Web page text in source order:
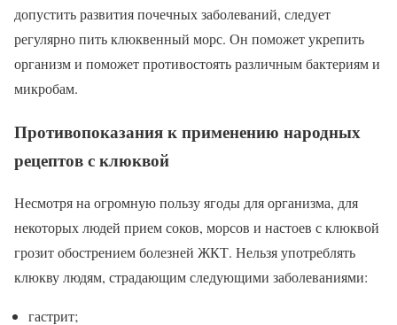
допустить развития почечных заболеваний, следует
регулярно пить клюквенный морс. Он поможет укрепить
организм и поможет противостоять различным бактериям и
микробам.
Противопоказания к применению народных
рецептов с клюквой
Несмотря на огромную пользу ягоды для организма, для
некоторых людей прием соков, морсов и настоев с клюквой
грозит обострением болезней ЖКТ. Нельзя употреблять
клюкву людям, страдающим следующими заболеваниями:
гастрит;